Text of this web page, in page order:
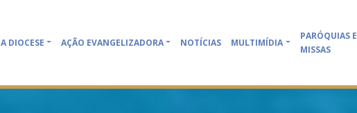
A DIOCESE AÇÃO EVANGELIZADORA NOTÍCIAS MULTIMÍDIA
PARÓQUIAS E
MISSAS